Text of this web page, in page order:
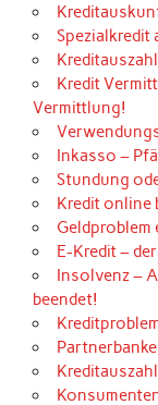
Kredit
Vermittlung!
Inkasso –
Stundung
Kredit online
Geldproblem
E-Kredit –
Insolvenz –
beendet!